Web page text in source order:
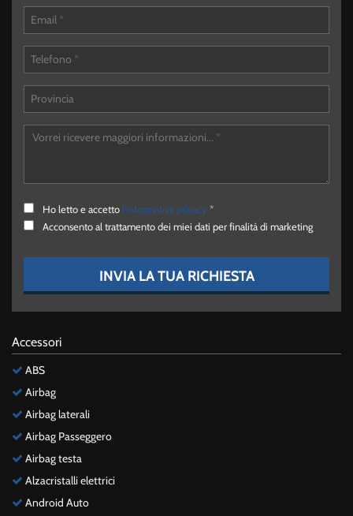
Ho letto e accetto l'informativa privacy *
Acconsento al trattamento dei miei dati per finalità di marketing
INVIA LA TUA RICHIESTA
Accessori
ABS
Airbag
Airbag laterali
Airbag Passeggero
Airbag testa
Alzacristalli elettrici
Android Auto